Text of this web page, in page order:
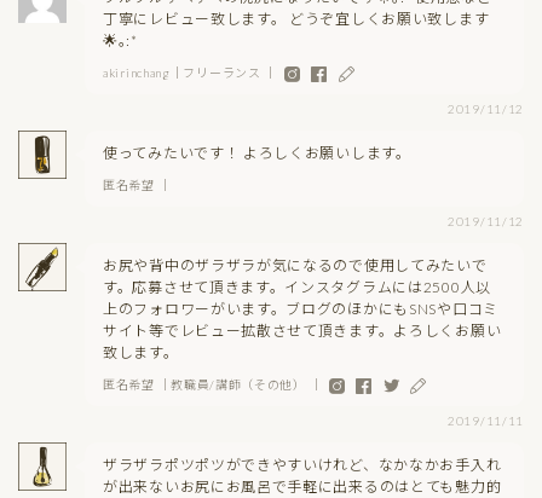
丁寧にレビュー致します。 どうぞ宜しくお願い致します
🌟｡:*
akirinchang｜フリーランス ｜
2019/11/12
使ってみたいです！ よろしくお願いします。
匿名希望 ｜
2019/11/12
お尻や背中のザラザラが気になるので使用してみたいで
す。応募させて頂きます。インスタグラムには2500人以
上のフォロワーがいます。ブログのほかにもSNSや口コミ
サイト等でレビュー拡散させて頂きます。よろしくお願い
致します。
匿名希望 ｜教職員/講師（その他） ｜
2019/11/11
ザラザラポツポツができやすいけれど、なかなかお手入れ
が出来ないお尻にお風呂で手軽に出来るのはとても魅力的